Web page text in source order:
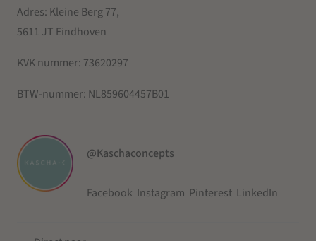
Adres: Kleine Berg 77,
5611 JT Eindhoven
KVK nummer: 73620297
BTW-nummer: NL859604457B01
@Kaschaconcepts
Facebook Instagram Pinterest LinkedIn